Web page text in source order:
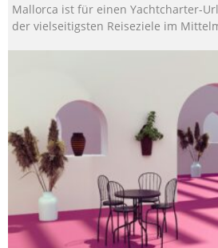
Mallorca ist für einen Yachtcharter-
der vielseitigsten Reiseziele im